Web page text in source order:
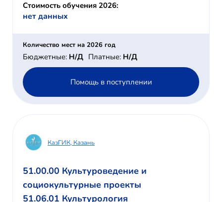
Стоимость обучения 2026:
нет данных
Количество мест на 2026 год
Бюджетные: Н/Д Платные: Н/Д
Помощь в поступлении
КазГИК, Казань
51.00.00 Культуроведение и
социокультурные проекты
51.06.01 Культурология